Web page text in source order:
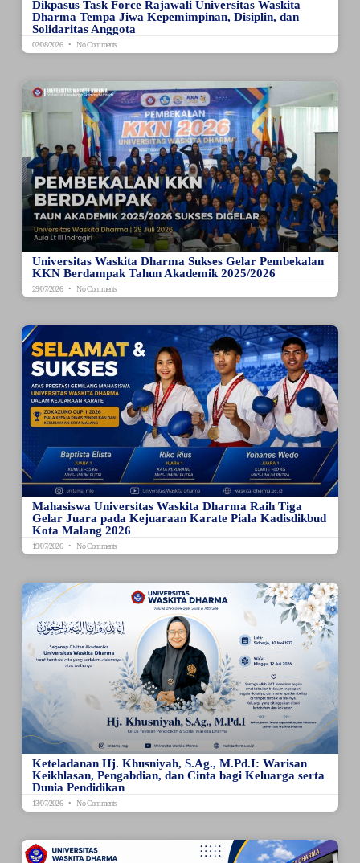
Dikpasus Task Force Rajawali Universitas Waskita
Dharma Tempa Jiwa Kepemimpinan, Disiplin, dan
Solidaritas Anggota
02/08/2026 No Comments
Universitas Waskita Dharma Sukses Gelar Pembekalan
KKN Berdampak Tahun Akademik 2025/2026
29/07/2026 No Comments
Mahasiswa Universitas Waskita Dharma Raih Tiga
Gelar Juara pada Kejuaraan Karate Piala Kadisdikbud
Kota Malang 2026
19/07/2026 No Comments
Keteladanan Hj. Khusniyah, S.Ag., M.Pd.I: Warisan
Keikhlasan, Pengabdian, dan Cinta bagi Keluarga serta
Dunia Pendidikan
13/07/2026 No Comments